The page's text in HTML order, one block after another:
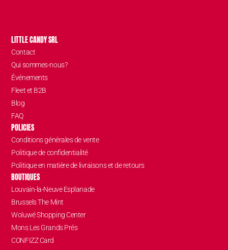
LITTLE CANDY SRL
Contact
Qui sommes-nous?
Événements
Fleet et B2B
Blog
FAQ
POLICIES
Conditions générales de vente
Politique de confidentialité
Politique en matière de livraisons et de retours
BOUTIQUES
Louvain-la-Neuve Esplanade
Brussels The Mint
Woluwé Shopping Center
Mons Les Grands Prés
CONFIZZ Card